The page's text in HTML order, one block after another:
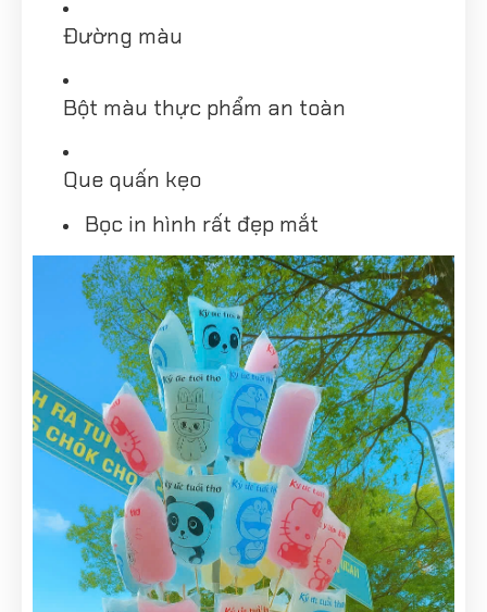
Đường màu
Bột màu thực phẩm an toàn
Que quấn kẹo
Bọc in hình rất đẹp mắt